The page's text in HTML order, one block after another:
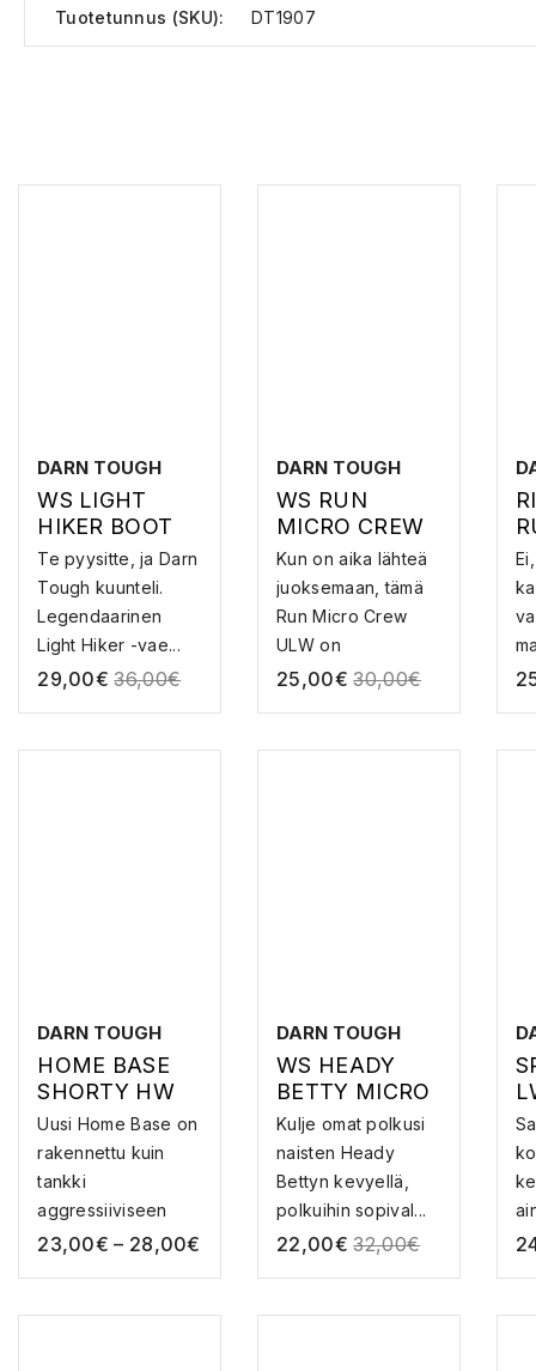
Tuotetunnus (SKU): DT1907
DARN TOUGH
WS LIGHT
HIKER BOOT
LW W.
CUSHION,
TEAL
Te pyysitte, ja Darn
Tough kuunteli.
Legendaarinen
Light Hiker -vae...
29,00€ 36,00€
DARN TOUGH
WS RUN
MICRO CREW
ULW, VAPOR
Kun on aika lähteä
juoksemaan, tämä
Run Micro Crew
ULW on
ehdottoma...
25,00€ 30,00€
DARN TOUGH
HOME BASE
SHORTY HW
W. FULL
CUSHION –
MERINOVILLA
Uusi Home Base on
rakennettu kuin
tankki
aggressiiviseen
loikoiluun...
23,00€ – 28,00€
DARN TOUGH
WS HEADY
BETTY MICRO
CREW LW W.
CUSHION –
MERINOVILLA
SUKAT
Kulje omat polkusi
naisten Heady
Bettyn kevyellä,
polkuihin sopival...
22,00€ 32,00€